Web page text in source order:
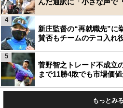
んだ通訳に「小さな声で
新庄監督の“再就職先”に
賛否もチームのテコ入れ
4
菅野智之トレード不成立
まで11勝4敗でも市場価
5
もっとみる